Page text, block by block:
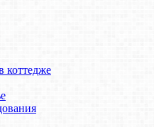
коттедже